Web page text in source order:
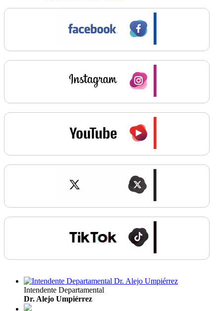
Intendente Departamental
Dr. Alejo Umpiérrez